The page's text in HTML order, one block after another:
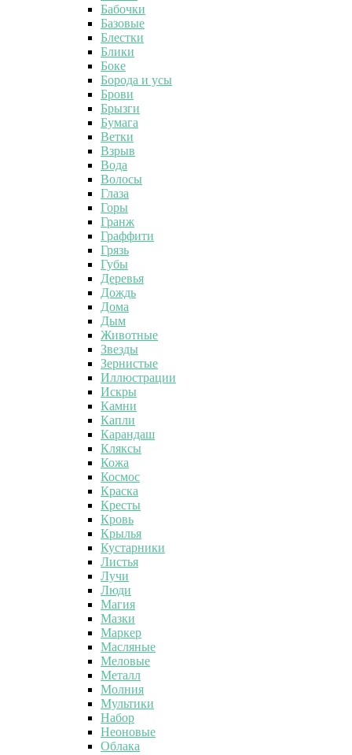
Бабочки
Базовые
Блестки
Блики
Боке
Борода и усы
Брови
Брызги
Бумага
Ветки
Взрыв
Вода
Волосы
Глаза
Горы
Гранж
Граффити
Грязь
Губы
Деревья
Дождь
Дома
Дым
Животные
Звезды
Зернистые
Иллюстрации
Искры
Камни
Капли
Карандаш
Кляксы
Кожа
Космос
Краска
Кресты
Кровь
Крылья
Кустарники
Листья
Лучи
Люди
Магия
Мазки
Маркер
Масляные
Меловые
Металл
Молния
Мультики
Набор
Неоновые
Облака